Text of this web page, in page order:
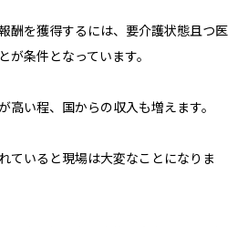
酬を獲得するには、要介護状態且つ医
が条件となっています。
高い程、国からの収入も増えます。
ていると現場は大変なことになりま